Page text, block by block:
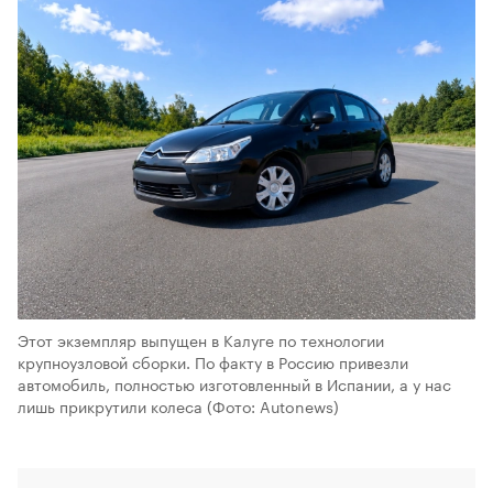
Этот экземпляр выпущен в Калуге по технологии
крупноузловой сборки. По факту в Россию привезли
автомобиль, полностью изготовленный в Испании, а у нас
лишь прикрутили колеса (Фото: Autonews)